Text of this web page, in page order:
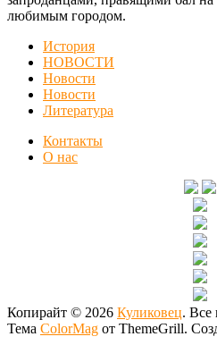
любимым городом.
История
НОВОСТИ
Новости
Новости
Литература
Контакты
О нас
Копирайт © 2026 Куликовец. Все
Тема ColorMag от ThemeGrill.